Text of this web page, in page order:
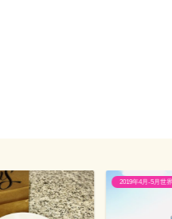
2019年4月-5月世界一周旅